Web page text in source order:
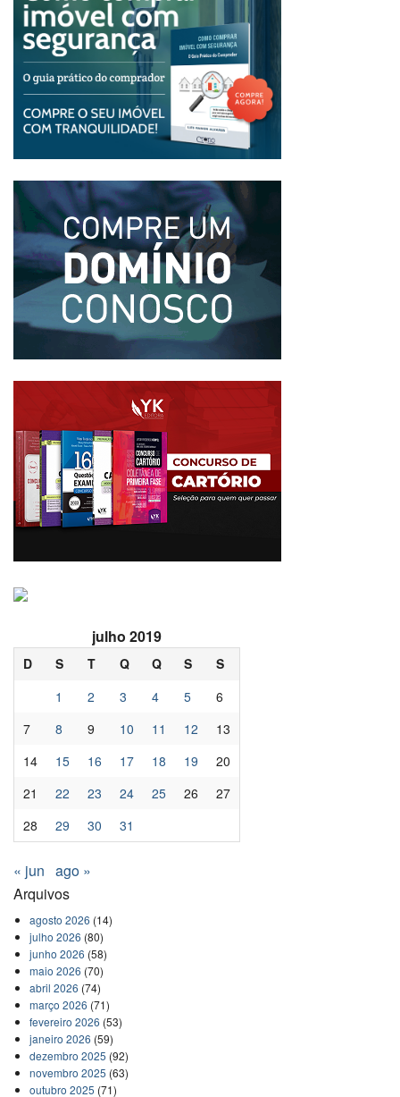
julho 2019
D S T Q Q S
S
1
2 3 4 5
6
7
8 9 10 11 12
13
14
15 16 17 18 19
20
21
22 23 24 25 26
27
28
29 30 31
« jun ago »
Arquivos
agosto 2026 (14)
julho 2026 (80)
junho 2026 (58)
maio 2026 (70)
abril 2026 (74)
março 2026 (71)
fevereiro 2026 (53)
janeiro 2026 (59)
dezembro 2025 (92)
novembro 2025 (63)
outubro 2025 (71)